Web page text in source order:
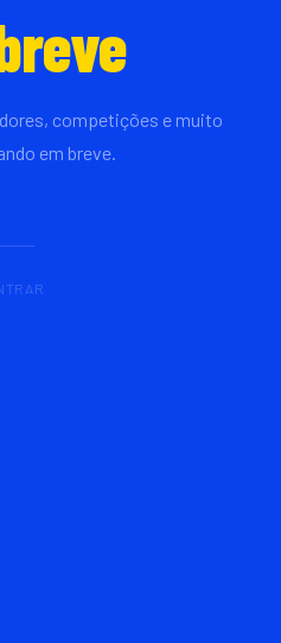
competições e muito
em breve.